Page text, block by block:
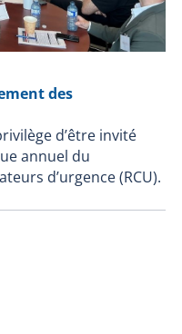
des
d’être invité
annuel du
d’urgence (RCU).